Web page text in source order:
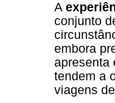
A
conjunto
embora
apresenta
tendem a
viagens